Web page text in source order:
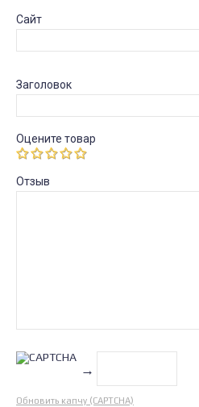
Сайт
Заголовок
Оцените товар
Отзыв
→
Обновить капчу (CAPTCHA)